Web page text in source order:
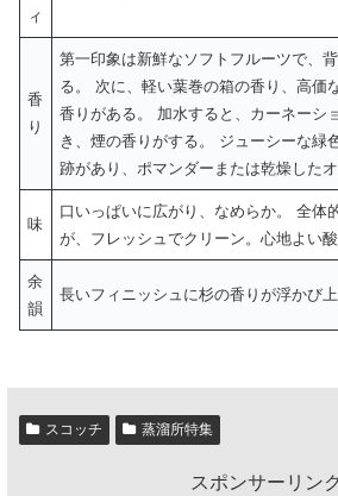
ィ
香
り
第一印象は新鮮なソフトフルーツで、
る。 次に、軽い葉巻の箱の香り、高価
香りがある。 加水すると、カーネーシ
き、煙の香りがする。 ジューシーな緑
跡があり、ポマンダーまたは乾燥した
味
口いっぱいに広がり、なめらか。 全体
が、フレッシュでクリーン。心地よい酸
余
韻
長いフィニッシュに杉の香りが浮かび上
スコッチ 蒸溜所特集
スポンサーリンク